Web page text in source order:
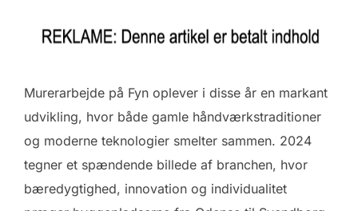
Murerarbejde på Fyn oplever i disse år en markant
udvikling, hvor både gamle håndværkstraditioner
og moderne teknologier smelter sammen. 2024
tegner et spændende billede af branchen, hvor
bæredygtighed, innovation og individualitet